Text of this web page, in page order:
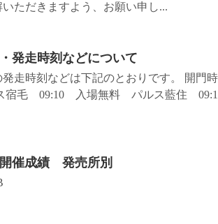
ただきますよう、お願い申し...
発走時刻などについて
発走時刻などは下記のとおりです。 開
毛 09:10 入場無料 パルス藍住
催成績 発売所別